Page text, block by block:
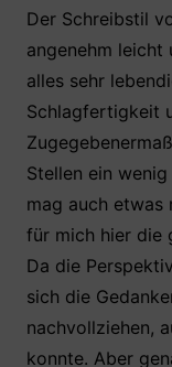
Der Schreibstil
angenehm
alles sehr
Schlagfertigkeit
Stellen ein
mag auch etwas
für mich hier die
Da die
sich die
nachvollziehen,
konnte. Aber